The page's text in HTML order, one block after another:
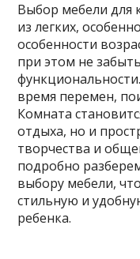
Выбор мебели для
из легких,
особенности
при этом не
время перемен,
Комната
отдыха, но и
творчества и
подробно
выбору мебели,
стильную и
ребенка.